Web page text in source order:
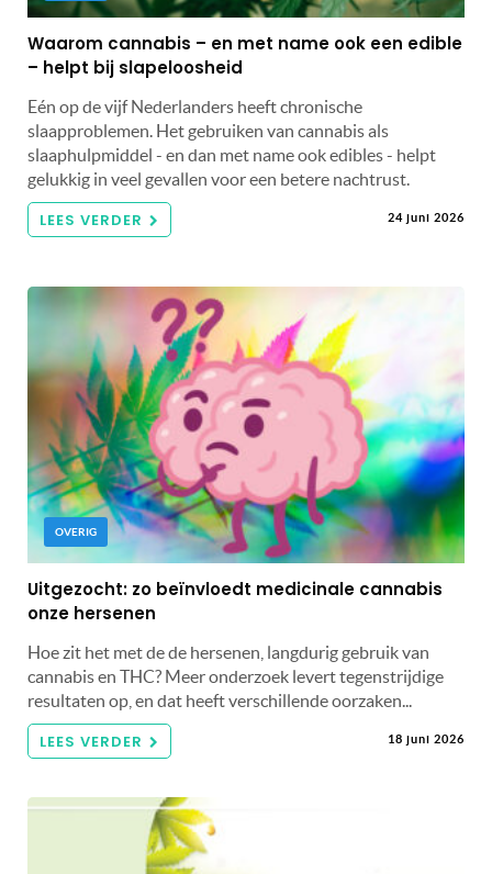
Waarom cannabis – en met name ook een edible
– helpt bij slapeloosheid
Eén op de vijf Nederlanders heeft chronische
slaapproblemen. Het gebruiken van cannabis als
slaaphulpmiddel - en dan met name ook edibles - helpt
gelukkig in veel gevallen voor een betere nachtrust.
LEES VERDER 24 juni 2026
OVERIG
Uitgezocht: zo beïnvloedt medicinale cannabis
onze hersenen
Hoe zit het met de de hersenen, langdurig gebruik van
cannabis en THC? Meer onderzoek levert tegenstrijdige
resultaten op, en dat heeft verschillende oorzaken...
LEES VERDER 18 juni 2026